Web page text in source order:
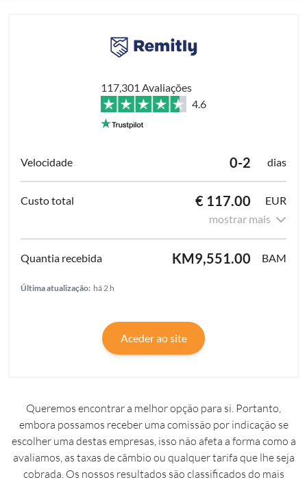
117,301 Avaliações
4.6
0-2 dias
€ 117.00
EUR
mostrar mais
KM9,551.00 BAM
Última atualização: há 2 h
Aceder ao site
Queremos encontrar a melhor opção para si. Portanto,
embora possamos receber uma comissão por indicação se
escolher uma destas empresas, isso não afeta a forma como a
avaliamos, as taxas de câmbio ou qualquer tarifa que lhe seja
cobrada. Os nossos resultados são classificados do mais